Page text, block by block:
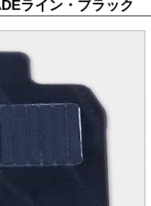
ライン・ブラック